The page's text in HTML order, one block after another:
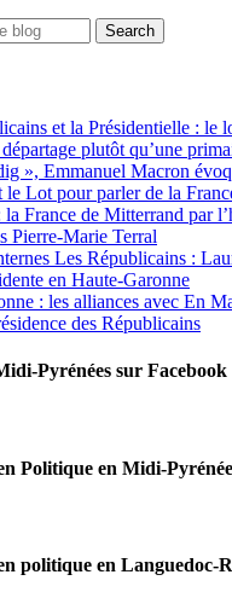
et la Présidentielle : le
plutôt qu’une
», Emmanuel Macron
le Lot pour parler de la
la France de Mitterrand par
Pierre-Marie Terral
Les Républicains :
en Haute-Garonne
: les alliances avec En
des Républicains
Pyrénées sur Facebook
Politique en Midi-
politique en Languedoc-